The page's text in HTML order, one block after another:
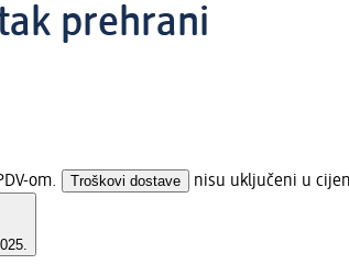
prehrani
om. Troškovi dostave nisu uključeni u